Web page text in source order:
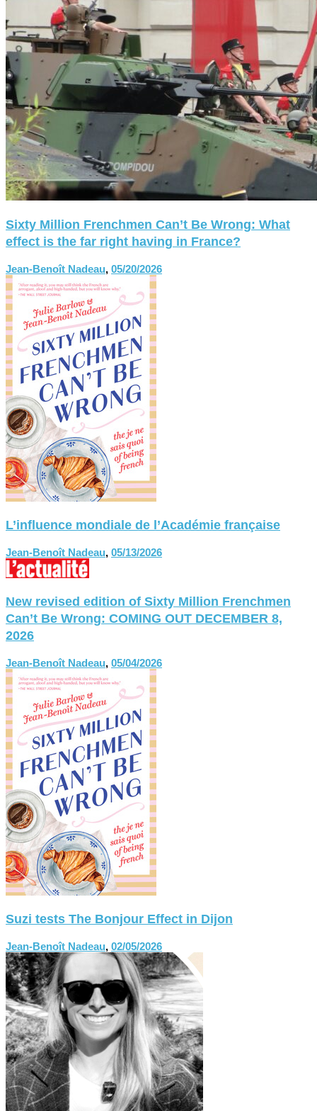
Sixty Million Frenchmen Can’t Be Wrong: What
effect is the far right having in France?
Jean-Benoît Nadeau, 05/20/2026
L’influence mondiale de l’Académie française
Jean-Benoît Nadeau, 05/13/2026
New revised edition of Sixty Million Frenchmen
Can’t Be Wrong: COMING OUT DECEMBER 8,
2026
Jean-Benoît Nadeau, 05/04/2026
Suzi tests The Bonjour Effect in Dijon
Jean-Benoît Nadeau, 02/05/2026